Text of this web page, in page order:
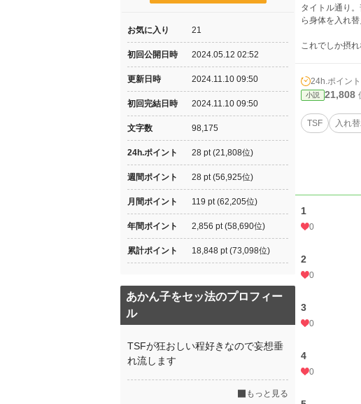
タイトル通り
ら身体を入れ
これでしか摂
24h.ポイント
小説 21,808
TSF 入れ
1
0
2
0
3
0
4
0
お気に入り 21
初回公開日時 2024.05.12 02:52
更新日時 2024.11.10 09:50
初回完結日時 2024.11.10 09:50
文字数 98,175
24h.ポイント 28 pt (21,808位)
週間ポイント 28 pt (56,925位)
月間ポイント 119 pt (62,205位)
年間ポイント 2,856 pt (58,690位)
累計ポイント 18,848 pt (73,098位)
あかん子をセッ法のプロフィー
ル
TSFが狂おしい程好きなので妄想垂
れ流します
もっと見る